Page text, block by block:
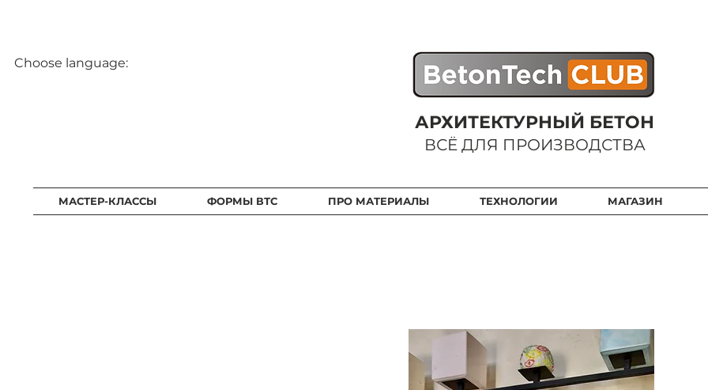
Choose language:
АРХИТЕКТУРНЫЙ БЕТОН
ВСЁ ДЛЯ ПРОИЗВОДСТВА
МАСТЕР-КЛАССЫ ФОРМЫ ВТС ПРО МАТЕРИАЛЫ ТЕХНОЛОГИИ МАГАЗИН